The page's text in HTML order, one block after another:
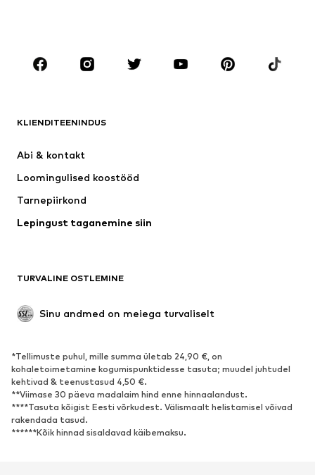
Aksessuaarid
Premium
Uus
Pesu
Mantlid
Sündmused
Eksklusiivne
JALANÕUD
Uus
Vabaaja jalanõud
Pahkluusaapad
Kontsasaapad ja -kingad
Saapad
KLIENDITEENINDUS
Abi & kontakt
Loomingulised koostööd
Tarnepiirkond
Lepingust taganemine siin
TURVALINE OSTLEMINE
Sinu andmed on meiega turvaliselt
*Tellimuste puhul, mille summa ületab 24,90 €, on
kohaletoimetamine kogumispunktidesse tasuta; muudel juhtudel
kehtivad & teenustasud 4,50 €.
**Viimase 30 päeva madalaim hind enne hinnaalandust.
****Tasuta kõigist Eesti võrkudest. Välismaalt helistamisel võivad
rakendada tasud.
******Kõik hinnad sisaldavad käibemaksu.